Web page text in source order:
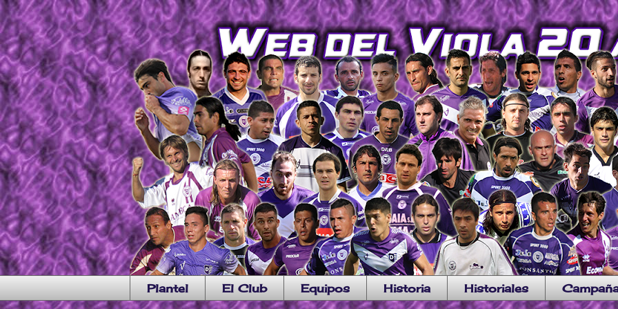
Plantel El Club Equipos Historia Historiales